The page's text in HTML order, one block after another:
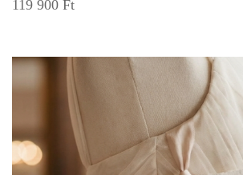
119 900 Ft